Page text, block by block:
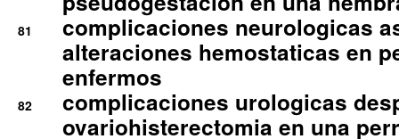
81
complicaciones neurologicas
alteraciones hemostaticas en
enfermos
82
complicaciones urologicas
ovariohisterectomia en una